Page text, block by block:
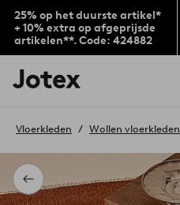
25% op het duurste artikel*
+ 10% extra op afgeprijsde
artikelen**. Code: 424882
Jotex
logo
to
home
page
Terug
Vloerkleden Wollen vloerkleden